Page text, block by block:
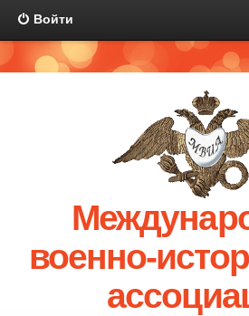
Войти
военно-